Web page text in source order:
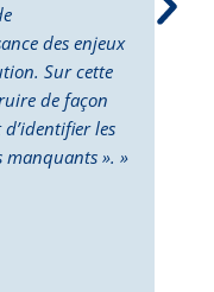
des enjeux
Sur cette
de façon
les
manquants ». »